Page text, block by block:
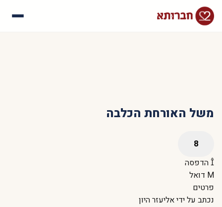
משל האורחת הכלבה
הדפסה
דואל
פרטים
נכתב על ידיאליעזר היון